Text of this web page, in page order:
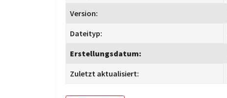
Version:
Dateityp:
Erstellungsdatum:
Zuletzt aktualisiert: